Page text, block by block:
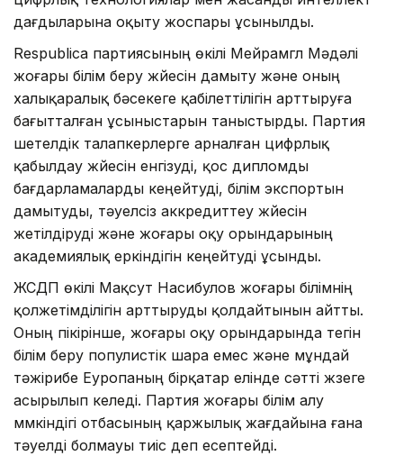
дағдыларына оқыту жоспары ұсынылды.
Respublica партиясының өкілі Мейрамгүл Мәдәлі
жоғары білім беру жүйесін дамыту және оның
халықаралық бәсекеге қабілеттілігін арттыруға
бағытталған ұсыныстарын таныстырды. Партия
шетелдік талапкерлерге арналған цифрлық
қабылдау жүйесін енгізуді, қос дипломды
бағдарламаларды кеңейтуді, білім экспортын
дамытуды, тәуелсіз аккредиттеу жүйесін
жетілдіруді және жоғары оқу орындарының
академиялық еркіндігін кеңейтуді ұсынды.
ЖСДП өкілі Мақсут Насибулов жоғары білімнің
қолжетімділігін арттыруды қолдайтынын айтты.
Оның пікірінше, жоғары оқу орындарында тегін
білім беру популистік шара емес және мұндай
тәжірибе Еуропаның бірқатар елінде сәтті жүзеге
асырылып келеді. Партия жоғары білім алу
мүмкіндігі отбасының қаржылық жағдайына ғана
тәуелді болмауы тиіс деп есептейді.